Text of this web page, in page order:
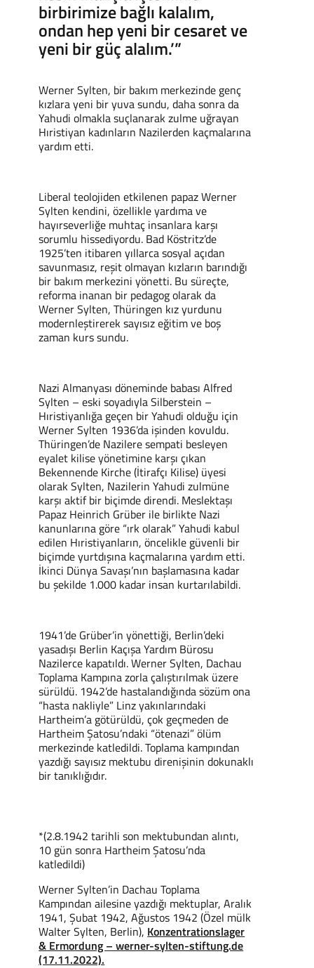
birbirimize bağlı kalalım,
ondan hep yeni bir cesaret ve
yeni bir güç alalım.’”
Werner Sylten, bir bakım merkezinde genç
kızlara yeni bir yuva sundu, daha sonra da
Yahudi olmakla suçlanarak zulme uğrayan
Hıristiyan kadınların Nazilerden kaçmalarına
yardım etti.
Liberal teolojiden etkilenen papaz Werner
Sylten kendini, özellikle yardıma ve
hayırseverliğe muhtaç insanlara karşı
sorumlu hissediyordu. Bad Köstritz’de
1925’ten itibaren yıllarca sosyal açıdan
savunmasız, reşit olmayan kızların barındığı
bir bakım merkezini yönetti. Bu süreçte,
reforma inanan bir pedagog olarak da
Werner Sylten, Thüringen kız yurdunu
modernleştirerek sayısız eğitim ve boş
zaman kurs sundu.
Nazi Almanyası döneminde babası Alfred
Sylten – eski soyadıyla Silberstein –
Hıristiyanlığa geçen bir Yahudi olduğu için
Werner Sylten 1936’da işinden kovuldu.
Thüringen’de Nazilere sempati besleyen
eyalet kilise yönetimine karşı çıkan
Bekennende Kirche (İtirafçı Kilise) üyesi
olarak Sylten, Nazilerin Yahudi zulmüne
karşı aktif bir biçimde direndi. Meslektaşı
Papaz Heinrich Grüber ile birlikte Nazi
kanunlarına göre “ırk olarak” Yahudi kabul
edilen Hıristiyanların, öncelikle güvenli bir
biçimde yurtdışına kaçmalarına yardım etti.
İkinci Dünya Savaşı’nın başlamasına kadar
bu şekilde 1.000 kadar insan kurtarılabildi.
1941’de Grüber’in yönettiği, Berlin’deki
yasadışı Berlin Kaçışa Yardım Bürosu
Nazilerce kapatıldı. Werner Sylten, Dachau
Toplama Kampına zorla çalıştırılmak üzere
sürüldü. 1942’de hastalandığında sözüm ona
“hasta nakliyle” Linz yakınlarındaki
Hartheim’a götürüldü, çok geçmeden de
Hartheim Şatosu’ndaki “ötenazi” ölüm
merkezinde katledildi. Toplama kampından
yazdığı sayısız mektubu direnişinin dokunaklı
bir tanıklığıdır.
*(2.8.1942 tarihli son mektubundan alıntı,
10 gün sonra Hartheim Şatosu’nda
katledildi)
Werner Sylten’in Dachau Toplama
Kampından ailesine yazdığı mektuplar, Aralık
1941, Şubat 1942, Ağustos 1942 (Özel mülk
Walter Sylten, Berlin), Konzentrationslager
& Ermordung – werner-sylten-stiftung.de
(17.11.2022).